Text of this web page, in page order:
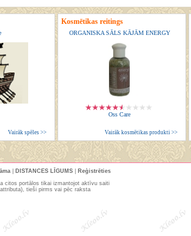
Vairāk spēles >>
Kosmētikas reitings
ORGANISKA SĀLS KĀJĀM ENERGY
Oss Care
Vairāk kosmētikas produkti >>
DISTANCES LĪGUMS
Reģistrēties
citos portālos tikai izmantojot aktīvu saiti
tieši pirms vai pēc raksta